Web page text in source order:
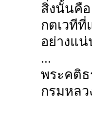
สิ่งนั้นคื
กตเวทีที่
อย่างแ
...
พระคติธ
กรมหล